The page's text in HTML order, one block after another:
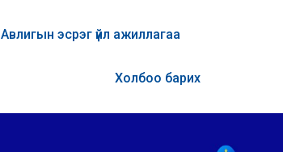
Авлигын эсрэг үйл ажиллагаа
Холбоо барих